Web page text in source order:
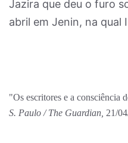
Jazira que deu o furo
abril em Jenin, na qual
"Os escritores e a consciência
S. Paulo / The Guardian, 21/